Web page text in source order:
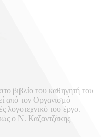
βιβλίο του καθηγητή του
από τον Οργανισμό
λογοτεχνικό του έργο.
ο Ν. Καζαντζάκης